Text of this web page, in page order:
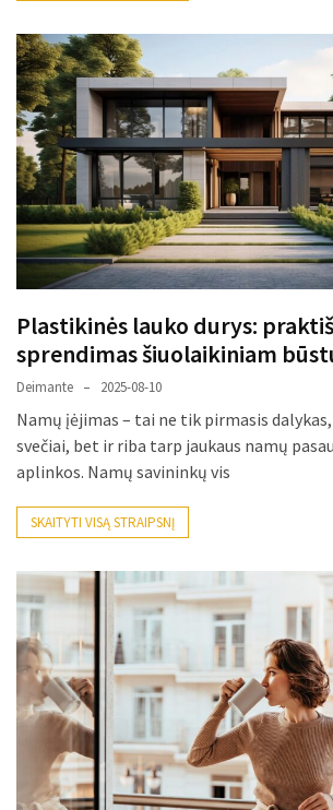
Plastikinės lauko durys:
sprendimas šiuolaikiniam
Deimante 2025-08-10
Namų įėjimas – tai ne tik pirmasis
svečiai, bet ir riba tarp jaukaus namų
aplinkos. Namų savininkų vis
SKAITYTI VISĄ STRAIPSNĮ